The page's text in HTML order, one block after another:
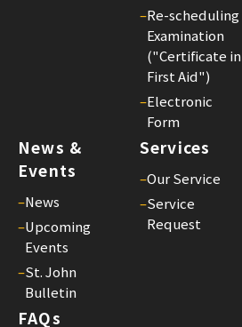
–Re-scheduling
Examination
("Certificate in
First Aid")
–Electronic
Form
News &
Events
–News
–Upcoming
Events
–St. John
Bulletin
Services
–Our Service
–Service
Request
FAQs